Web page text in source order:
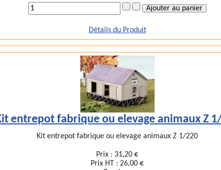
Détails du Produit
entrepot fabrique ou elevage animaux Z
Kit entrepot fabrique ou elevage animaux Z 1/220
Prix : 31,20 €
Prix HT :26,00 €